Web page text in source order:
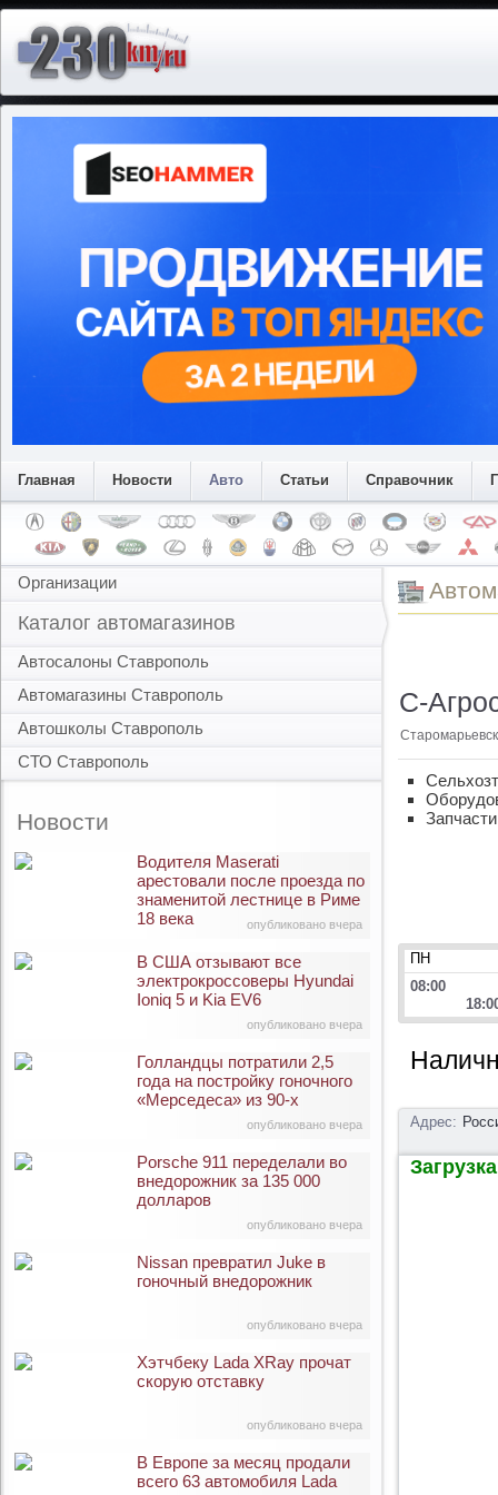
Главная Новости Авто Статьи Справочник
Организации
Каталог автомагазинов
Автосалоны Ставрополь
Автомагазины Ставрополь
Автошколы Ставрополь
СТО Ставрополь
Новости
опубликовано вчера
Водителя Maserati
арестовали после проезда по
знаменитой лестнице в Риме
18 века
опубликовано вчера
В США отзывают все
электрокроссоверы Hyundai
Ioniq 5 и Kia EV6
опубликовано вчера
Голландцы потратили 2,5
года на постройку гоночного
«Мерседеса» из 90-х
опубликовано вчера
Porsche 911 переделали во
внедорожник за 135 000
долларов
опубликовано вчера
Nissan превратил Juke в
гоночный внедорожник
опубликовано вчера
Хэтчбеку Lada XRay прочат
скорую отставку
В Европе за месяц продали
всего 63 автомобиля Lada
С-
ПН
08:00
Адрес: